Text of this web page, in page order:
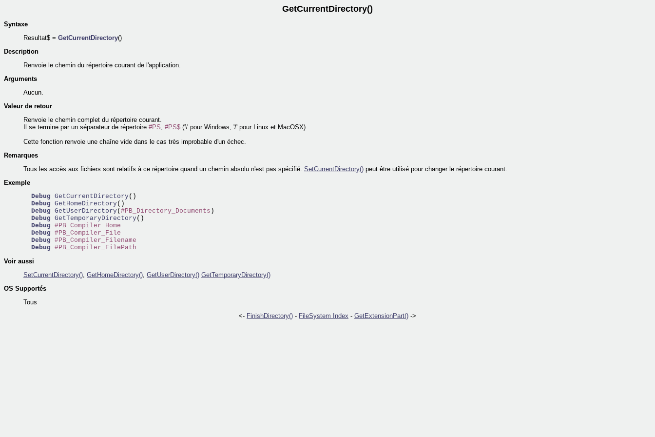
GetCurrentDirectory()
Syntaxe
Resultat$ = GetCurrentDirectory()
Description
Renvoie le chemin du répertoire courant de l'application.
Arguments
Aucun.
Valeur de retour
Renvoie le chemin complet du répertoire courant.
Il se termine par un séparateur de répertoire #PS, #PS$ ('\' pour Windows, '/' pour Linux et MacOSX).
Cette fonction renvoie une chaîne vide dans le cas très improbable d'un échec.
Remarques
Tous les accès aux fichiers sont relatifs à ce répertoire quand un chemin absolu n'est pas spécifié. SetCurrentDirectory() peut être utilisé pour changer le répertoire courant.
Exemple
Debug GetCurrentDirectory()
Debug GetHomeDirectory()
Debug GetUserDirectory( #PB_Directory_Documents )
Debug GetTemporaryDirectory()
Debug #PB_Compiler_Home
Debug #PB_Compiler_File
Debug #PB_Compiler_Filename
Debug #PB_Compiler_FilePath
Voir aussi
SetCurrentDirectory(), GetHomeDirectory(), GetUserDirectory() GetTemporaryDirectory()
OS Supportés
Tous
<- FinishDirectory() - FileSystem Index - GetExtensionPart() ->